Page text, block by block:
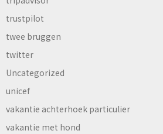
trustpilot
twee bruggen
twitter
Uncategorized
unicef
vakantie achterhoek particulier
vakantie met hond